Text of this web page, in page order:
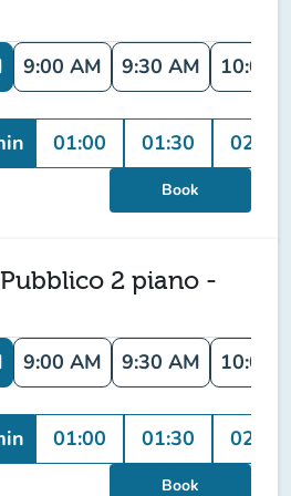
9:00 AM 9:30 AM 10:00
01:00 01:30 02:00
Book
2 piano -
9:00 AM 9:30 AM 10:00
01:00 01:30 02:00
Book